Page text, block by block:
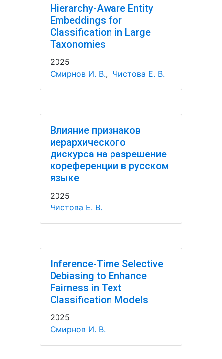
Hierarchy-Aware Entity
Embeddings for
Classification in Large
Taxonomies
2025
Смирнов И. В., Чистова Е. В.
Влияние признаков
иерархического
дискурса на разрешение
кореференции в русском
языке
2025
Чистова Е. В.
Inference-Time Selective
Debiasing to Enhance
Fairness in Text
Classification Models
2025
Смирнов И. В.